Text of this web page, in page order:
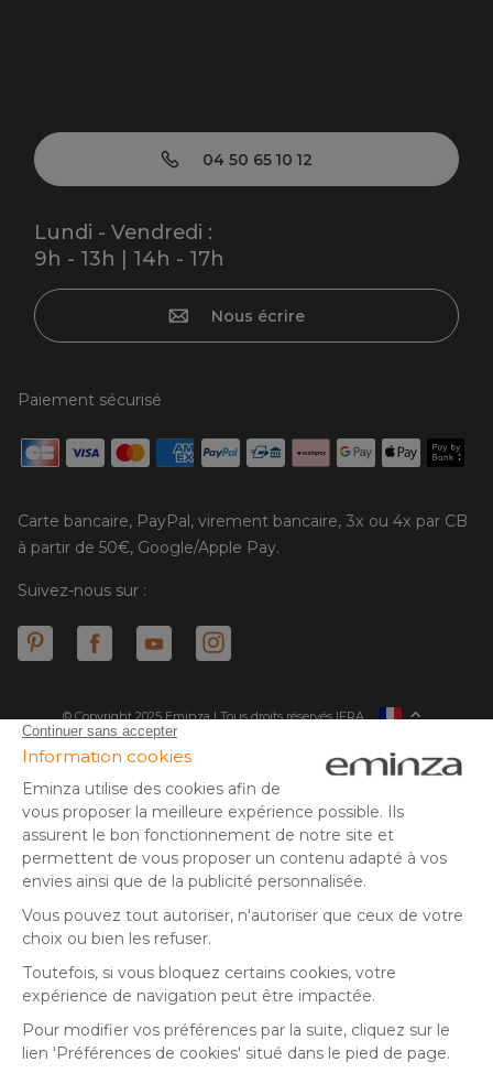
04 50 65 10 12
Lundi - Vendredi :
9h - 13h | 14h - 17h
Nous écrire
Paiement sécurisé
Carte bancaire, PayPal, virement bancaire, 3x ou 4x par CB
à partir de 50€, Google/Apple Pay.
Suivez-nous sur :
© Copyright 2025 Eminza | Tous droits réservés |
ESPAÑA
NEDERLAND
SUISSE
DANMARK
FRA
* Vous disposez de 30 jours (à compter de la réception ou du
retrait de votre colis) pour effectuer un retour de produits et
** Expédition le jour même pour toute commande passée avant